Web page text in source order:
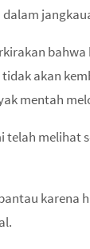
akan
mentah
telah melihat
karena